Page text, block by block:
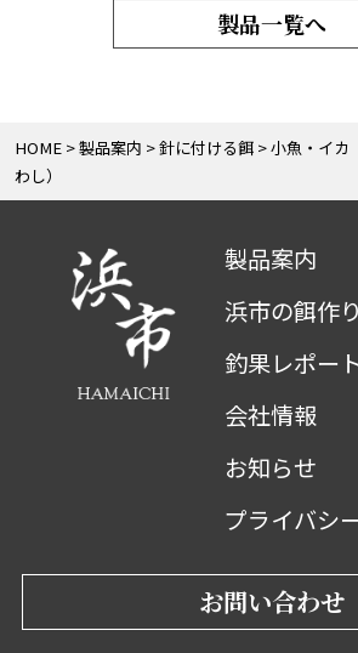
HOME 製品案内 針に付ける餌 小魚・イカ
わし）
製品一覧へ
製品案内
浜市の餌作
釣果レポート
会社情報
お知らせ
プライバシ
お問い合わせ